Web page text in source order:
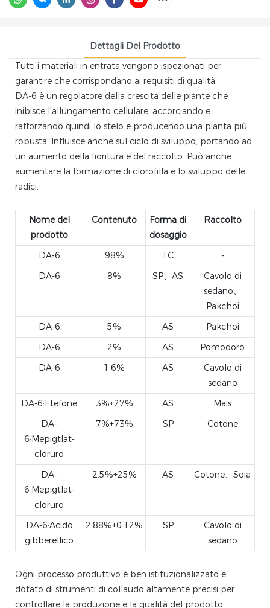
Dettagli Del Prodotto
Tutti i materiali in entrata vengono ispezionati per
garantire che corrispondano ai requisiti di qualità.
DA-6 è un regolatore della crescita delle piante che
inibisce l'allungamento cellulare, accorciando e
rafforzando quindi lo stelo e producendo una pianta più
robusta. Influisce anche sul ciclo di sviluppo, portando ad
un aumento della fioritura e del raccolto. Può anche
aumentare la formazione di clorofilla e lo sviluppo delle
radici.
Nome del
prodotto
Contenuto
Forma di
dosaggio
Raccolto
DA-6 98% TC
-
DA-6
8% SP、AS
Cavolo di
sedano、
Pakchoi
DA-6
5% AS
Pakchoi
DA-6
2% AS
Pomodoro
DA-6
1.6% AS
Cavolo di
sedano
DA-6·Etefone
3%+27% AS
Mais
DA-
6·Mepigtlat-
cloruro
7%+73% SP Cotone
DA-
6·Mepigtlat-
cloruro
2.5%+25% AS Cotone、Soia
DA-6·Acido
gibberellico
2.88%+0.12% SP
Cavolo di
sedano
Ogni processo produttivo è ben istituzionalizzato e
dotato di strumenti di collaudo altamente precisi per
controllare la produzione e la qualità del prodotto.